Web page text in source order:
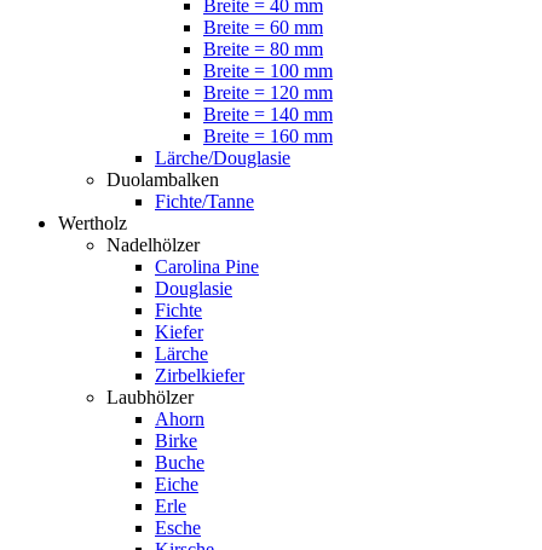
Breite = 40 mm
Breite = 60 mm
Breite = 80 mm
Breite = 100 mm
Breite = 120 mm
Breite = 140 mm
Breite = 160 mm
Lärche/Douglasie
Duolambalken
Fichte/Tanne
Wertholz
Nadelhölzer
Carolina Pine
Douglasie
Fichte
Kiefer
Lärche
Zirbelkiefer
Laubhölzer
Ahorn
Birke
Buche
Eiche
Erle
Esche